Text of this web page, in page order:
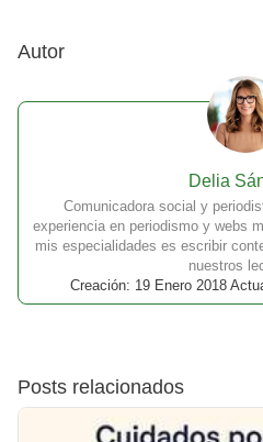
Autor
Delia
Comunicadora social y
experiencia en periodismo y webs
mis especialidades es escribir
nuestros
Creación: 19 Enero 2018
Posts relacionados